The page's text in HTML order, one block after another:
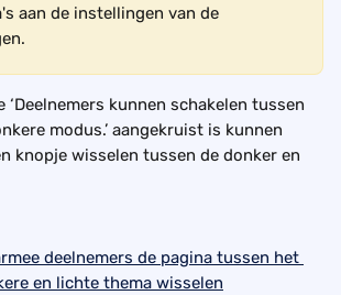
aan de instellingen van de
‘Deelnemers kunnen schakelen tussen
modus.’ aangekruist is kunnen
knopje wisselen tussen de donker en